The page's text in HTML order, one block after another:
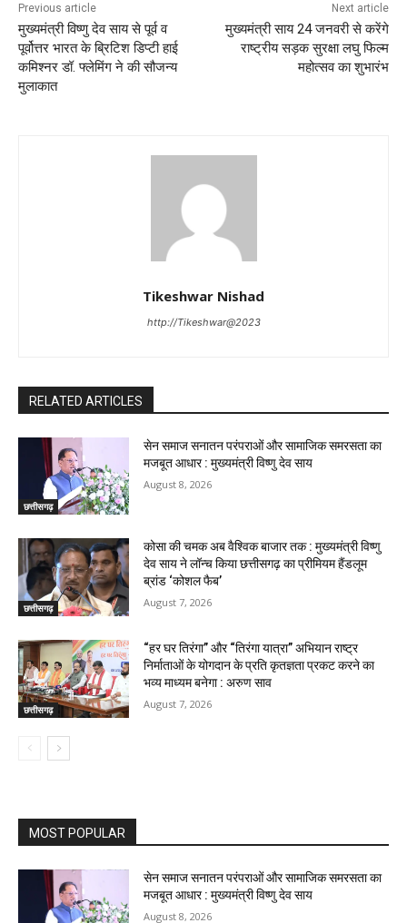
Previous article
मुख्यमंत्री विष्णु देव साय से पूर्व व
पूर्वोत्तर भारत के ब्रिटिश डिप्टी हाई
कमिश्नर डॉ. फ्लेमिंग ने की सौजन्य
मुलाकात
Next article
मुख्यमंत्री साय 24 जनवरी से करेंगे
राष्ट्रीय सड़क सुरक्षा लघु फिल्म
महोत्सव का शुभारंभ
Tikeshwar Nishad
http://Tikeshwar@2023
RELATED ARTICLES
छत्तीसगढ़
सेन समाज सनातन परंपराओं और सामाजिक समरसता का
मजबूत आधार : मुख्यमंत्री विष्णु देव साय
August 8, 2026
छत्तीसगढ़
कोसा की चमक अब वैश्विक बाजार तक : मुख्यमंत्री विष्णु
देव साय ने लॉन्च किया छत्तीसगढ़ का प्रीमियम हैंडलूम
ब्रांड ‘कोशल फैब’
August 7, 2026
छत्तीसगढ़
“हर घर तिरंगा” और “तिरंगा यात्रा” अभियान राष्ट्र
निर्माताओं के योगदान के प्रति कृतज्ञता प्रकट करने का
भव्य माध्यम बनेगा : अरुण साव
August 7, 2026
MOST POPULAR
सेन समाज सनातन परंपराओं और सामाजिक समरसता का
मजबूत आधार : मुख्यमंत्री विष्णु देव साय
August 8, 2026